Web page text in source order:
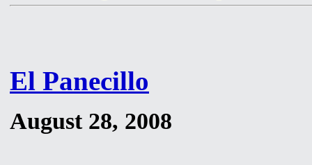
El Panecillo
August 28, 2008